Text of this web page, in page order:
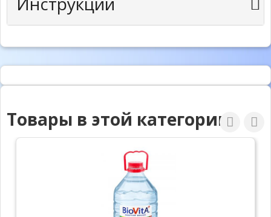
Товары в этой категории